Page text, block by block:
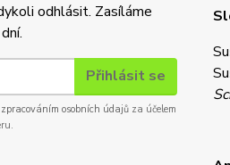
odhlásit. Zasíláme
Přihlásit se
zpracováním osobních údajů za účelem